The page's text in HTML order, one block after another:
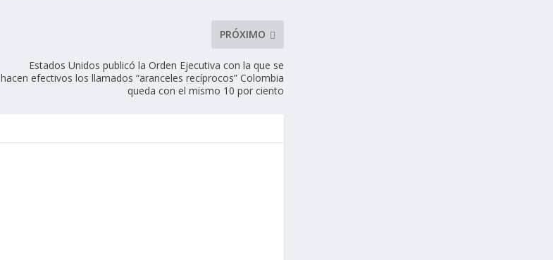
PRÓXIMO
Estados Unidos publicó la Orden Ejecutiva con la que se
hacen efectivos los llamados “aranceles recíprocos” Colombia
queda con el mismo 10 por ciento